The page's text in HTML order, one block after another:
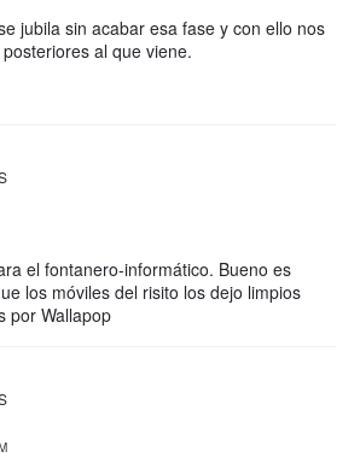
jubila sin acabar esa fase y con ello nos
al que viene.
el fontanero-informático. Bueno es
los móviles del risito los dejo limpios
por Wallapop